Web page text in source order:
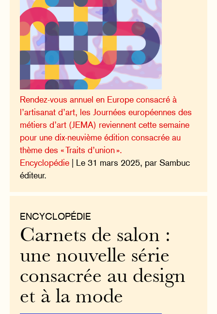
Rendez-vous annuel en Europe consacré à
l’artisanat d’art, les Journées européennes des
métiers d’art (JEMA) reviennent cette semaine
pour une dix-neuvième édition consacrée au
thème des « Traits d’union ».
Encyclopédie | Le 31 mars 2025, par Sambuc
éditeur.
ENCYCLOPÉDIE
Carnets de salon :
une nouvelle série
consacrée au design
et à la mode